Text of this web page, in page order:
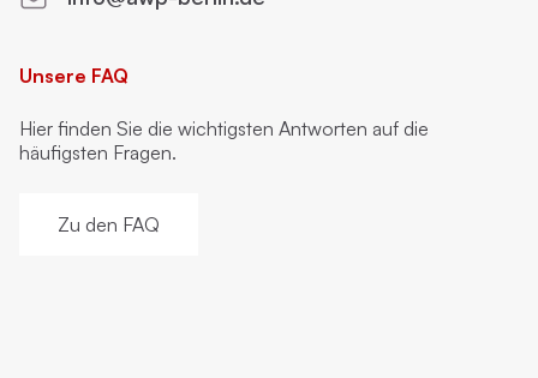
Unsere FAQ
Hier finden Sie die wichtigsten Antworten auf die
häufigsten Fragen.
Zu den FAQ